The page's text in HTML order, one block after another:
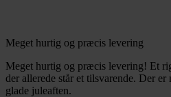
Meget hurtig og præcis levering
Meget hurtig og præcis levering! Et
der allerede står et tilsvarende. Der
glade juleaften.